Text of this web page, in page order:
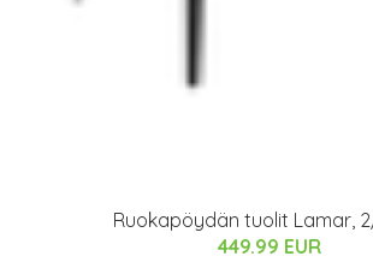
Ruokapöydän tuolit Lamar,
449.99 EUR